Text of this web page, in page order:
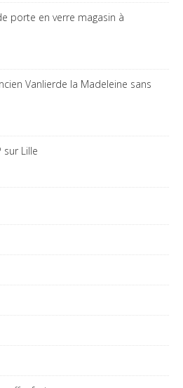
porte en verre magasin à
Vanlierde la Madeleine sans
sur Lille